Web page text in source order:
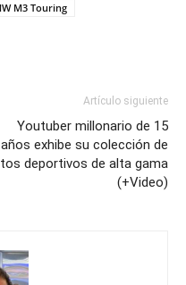
M3 Touring
Artículo siguiente
Youtuber millonario de 15
años exhibe su colección de
deportivos de alta gama
(+Video)